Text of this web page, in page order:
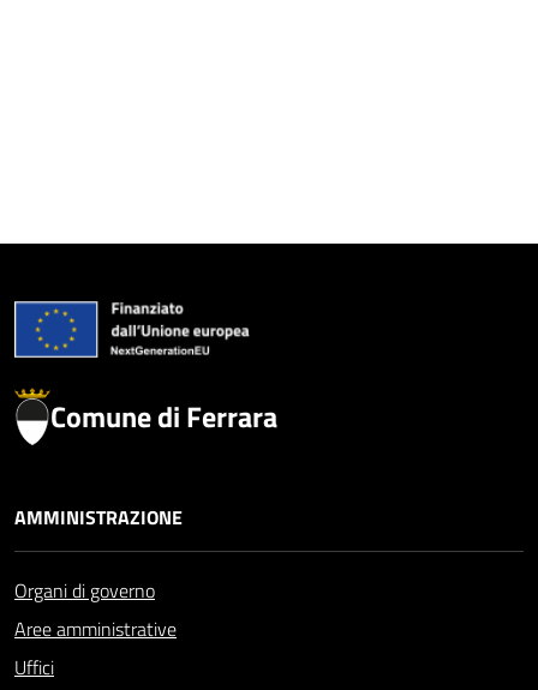
Comune di Ferrara
AMMINISTRAZIONE
Organi di governo
Aree amministrative
Uffici